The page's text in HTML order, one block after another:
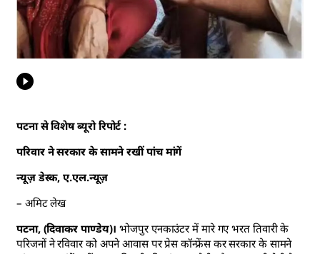
पटना से विशेष ब्यूरो रिपोर्ट :
परिवार ने सरकार के सामने रखीं पांच मांगें
न्यूज़ डेस्क, ए.एल.न्यूज़
– अमिट लेख
पटना, (दिवाकर पाण्डेय)। भोजपुर एनकाउंटर में मारे गए भरत तिवारी के
परिजनों ने रविवार को अपने आवास पर प्रेस कॉन्फ्रेंस कर सरकार के सामने